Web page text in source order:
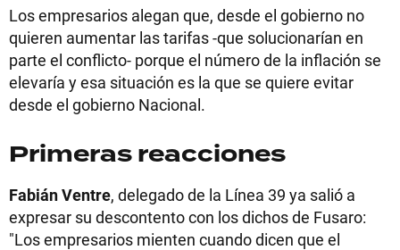
Los empresarios alegan que, desde el gobierno no
quieren aumentar las tarifas -que solucionarían en
parte el conflicto- porque el número de la inflación se
elevaría y esa situación es la que se quiere evitar
desde el gobierno Nacional.
Primeras reacciones
Fabián Ventre, delegado de la Línea 39 ya salió a
expresar su descontento con los dichos de Fusaro:
"Los empresarios mienten cuando dicen que el